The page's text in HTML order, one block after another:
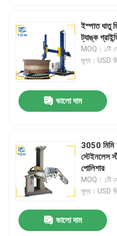
ইস্পাত ধাতু
ট্যাঙ্ক
MOQ：১টি
মূল্য：USD
ভালো দাম
3050 মিমি
স্টেইনলেস
পোলিশার
MOQ：১টি
মূল্য：USD
ভালো দাম